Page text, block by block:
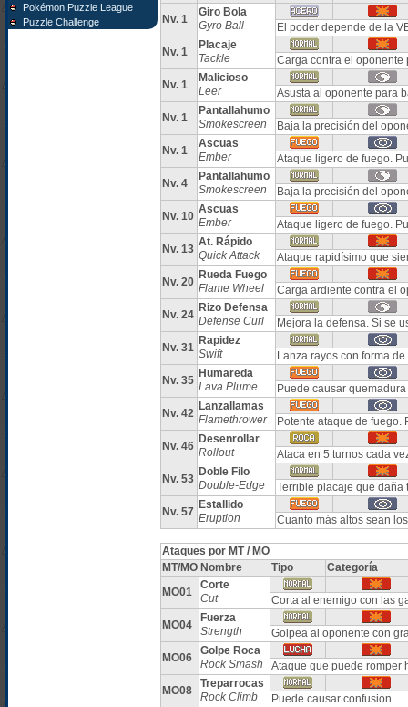
Pokémon Puzzle League
Puzzle Challenge
Nv. 1
Giro Bola
Gyro Ball
El poder depende de la
Nv. 1
Placaje
Tackle
Carga contra el oponente
Nv. 1
Malicioso
Leer
Asusta al oponente para
Nv. 1
Pantallahumo
Smokescreen
Baja la precisión del
Nv. 1
Ascuas
Ember
Ataque ligero de fuego.
Nv. 4
Pantallahumo
Smokescreen
Baja la precisión del
Nv. 10
Ascuas
Ember
Ataque ligero de fuego.
Nv. 13
At. Rápido
Quick Attack
Ataque rapidísimo que
Nv. 20
Rueda Fuego
Flame Wheel
Carga ardiente contra el
Nv. 24
Rizo Defensa
Defense Curl
Mejora la defensa. Si se
Nv. 31
Rapidez
Swift
Lanza rayos con forma
Nv. 35
Humareda
Lava Plume
Puede causar quemadura
Nv. 42
Lanzallamas
Flamethrower
Potente ataque de fuego.
Nv. 46
Desenrollar
Rollout
Ataca en 5 turnos cada
Nv. 53
Doble Filo
Double-Edge
Terrible placaje que daña
Nv. 57
Estallido
Eruption
Cuanto más altos sean
Ataques por MT / MO
MT/MO Nombre Tipo
Categoría
MO01
Corte
Cut
Corta al enemigo con las
MO04
Fuerza
Strength
Golpea al oponente con
MO06
Golpe Roca
Rock Smash
Ataque que puede romper
MO08
Treparrocas
Rock Climb
Puede causar confusion